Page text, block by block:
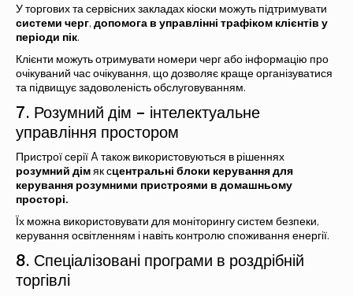
У торгових та сервісних закладах кіоски можуть підтримувати
системи черг, допомога в управлінні трафіком клієнтів у
періоди пік.
Клієнти можуть отримувати номери черг або інформацію про
очікуваний час очікування, що дозволяє краще організуватися
та підвищує задоволеність обслуговуванням.
7. Розумний дім – інтелектуальне
управління простором
Пристрої серії A також використовуються в рішеннях
розумний дімяк сцентральні блоки керування для
керування розумними пристроями в домашньому
просторі.
Їх можна використовувати для моніторингу систем безпеки,
керування освітленням і навіть контролю споживання енергії.
8. Спеціалізовані програми в роздрібній
торгівлі